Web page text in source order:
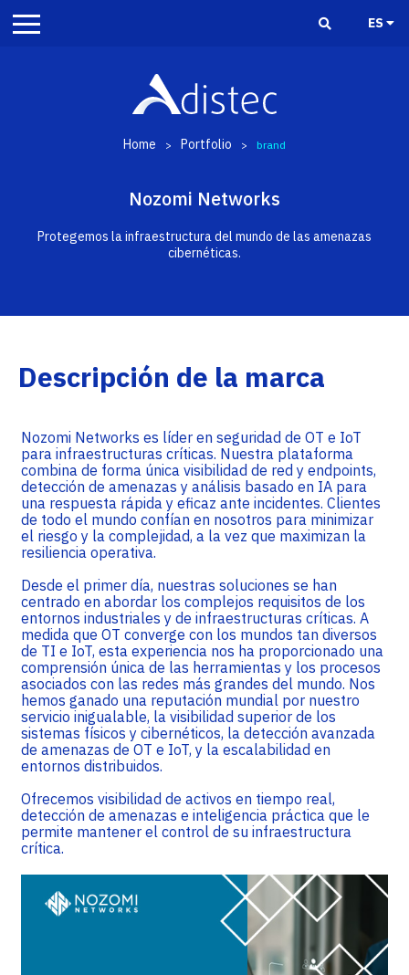
ES
Home > Portfolio > brand
Nozomi Networks
Protegemos la infraestructura del mundo de las amenazas
cibernéticas.
Descripción de la marca
Nozomi Networks es líder en seguridad de OT e IoT
para infraestructuras críticas. Nuestra plataforma
combina de forma única visibilidad de red y endpoints,
detección de amenazas y análisis basado en IA para
una respuesta rápida y eficaz ante incidentes. Clientes
de todo el mundo confían en nosotros para minimizar
el riesgo y la complejidad, a la vez que maximizan la
resiliencia operativa.
Desde el primer día, nuestras soluciones se han
centrado en abordar los complejos requisitos de los
entornos industriales y de infraestructuras críticas. A
medida que OT converge con los mundos tan diversos
de TI e IoT, esta experiencia nos ha proporcionado una
comprensión única de las herramientas y los procesos
asociados con las redes más grandes del mundo. Nos
hemos ganado una reputación mundial por nuestro
servicio inigualable, la visibilidad superior de los
sistemas físicos y cibernéticos, la detección avanzada
de amenazas de OT e IoT, y la escalabilidad en
entornos distribuidos.
Ofrecemos visibilidad de activos en tiempo real,
detección de amenazas e inteligencia práctica que le
permite mantener el control de su infraestructura
crítica.